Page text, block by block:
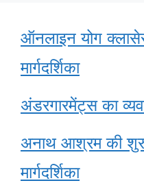
ऑनलाइन योग
मार्गदर्शिका
अंडरगारमेंट्स का
अनाथ आश्रम की
मार्गदर्शिका